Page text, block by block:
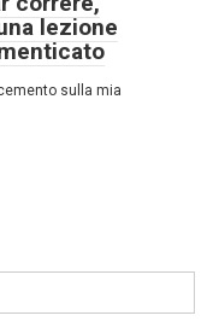
lezione
sulla mia